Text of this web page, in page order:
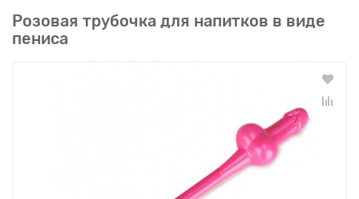
Розовая трубочка для напитков в виде
пениса